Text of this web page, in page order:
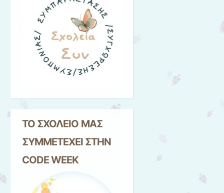
ΤΟ ΣΧΟΛΕΙΟ ΜΑΣ
ΣΥΜΜΕΤΕΧΕΙ ΣΤΗΝ
CODE WEEK